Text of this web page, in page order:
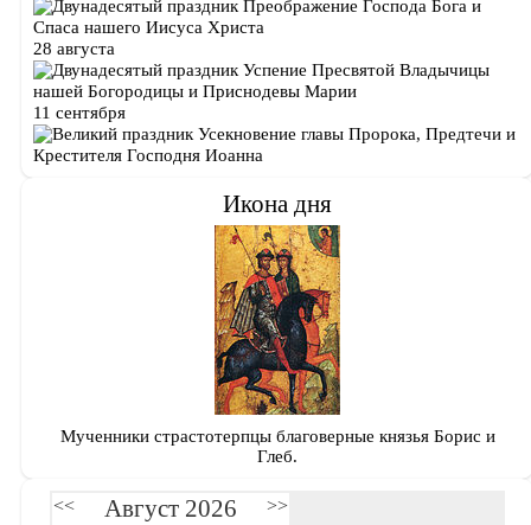
Преображение Господа Бога и
Спаса нашего Иисуса Христа
28 августа
Успение Пресвятой Владычицы
нашей Богородицы и Приснодевы Марии
11 сентября
Усекновение главы Пророка, Предтечи и
Крестителя Господня Иоанна
Икона дня
Мученники страстотерпцы благоверные князья Борис и
Глеб.
<< Август 2026 >>